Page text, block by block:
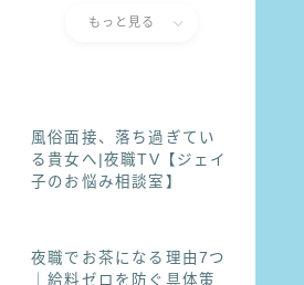
もっと見る
風俗面接、落ち過ぎてい
る貴女へ|夜職TV【ジェイ
子のお悩み相談室】
夜職でお茶になる理由7つ
｜給料ゼロを防ぐ具体策